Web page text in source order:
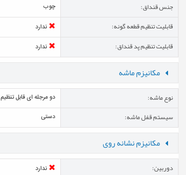
جنس قنداق: چوب
قابلیت تنظیم قطعه گونه: ندارد
قابلیت تنظیم پد قنداق: ندارد
مکانیزم ماشه
نوع ماشه: دو مرجله ای قابل تنظیم
سیستم قفل ماشه: دستی
مکانیزم نشانه روی
دوربین: ندارد